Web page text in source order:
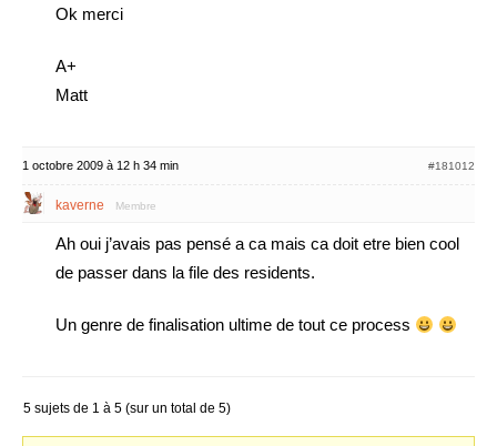
Ok merci
A+
Matt
1 octobre 2009 à 12 h 34 min #181012
kaverne Membre
Ah oui j’avais pas pensé a ca mais ca doit etre bien cool
de passer dans la file des residents.
Un genre de finalisation ultime de tout ce process
5 sujets de 1 à 5 (sur un total de 5)